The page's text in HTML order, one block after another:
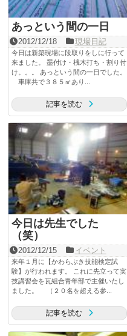
あっという間の一日
2012/12/18 現場日記
今日は新築現場に段取りをしに行って
来ました。 墨付け・桟木打ち・割り付
け。。。 あっという間の一日でした。
車庫共で３８５㎡あり...
記事を読む
今日は先生でした
（笑）
2012/12/15 イベント
来年１月に【かわらぶき技能検定試
験】が行われます。 これに先立って実
技講習会を瓦組合青年部で主催いたし
ました。 （２０名を超える参...
記事を読む
本日の一品
その他